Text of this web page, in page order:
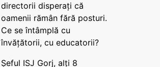
directorii disperați că
oamenii rămân fără posturi.
Ce se întâmplă cu
învățătorii, cu educatorii?
Șeful ISJ Gorj, alți 8